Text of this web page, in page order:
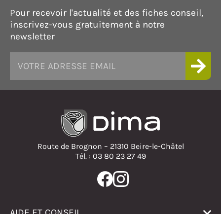
Pour recevoir l'actualité et des fiches conseil,
inscrivez-vous gratuitement à notre
newsletter
Route de Brognon – 21310 Beire-le-Châtel
Tél. : 03 80 23 27 49